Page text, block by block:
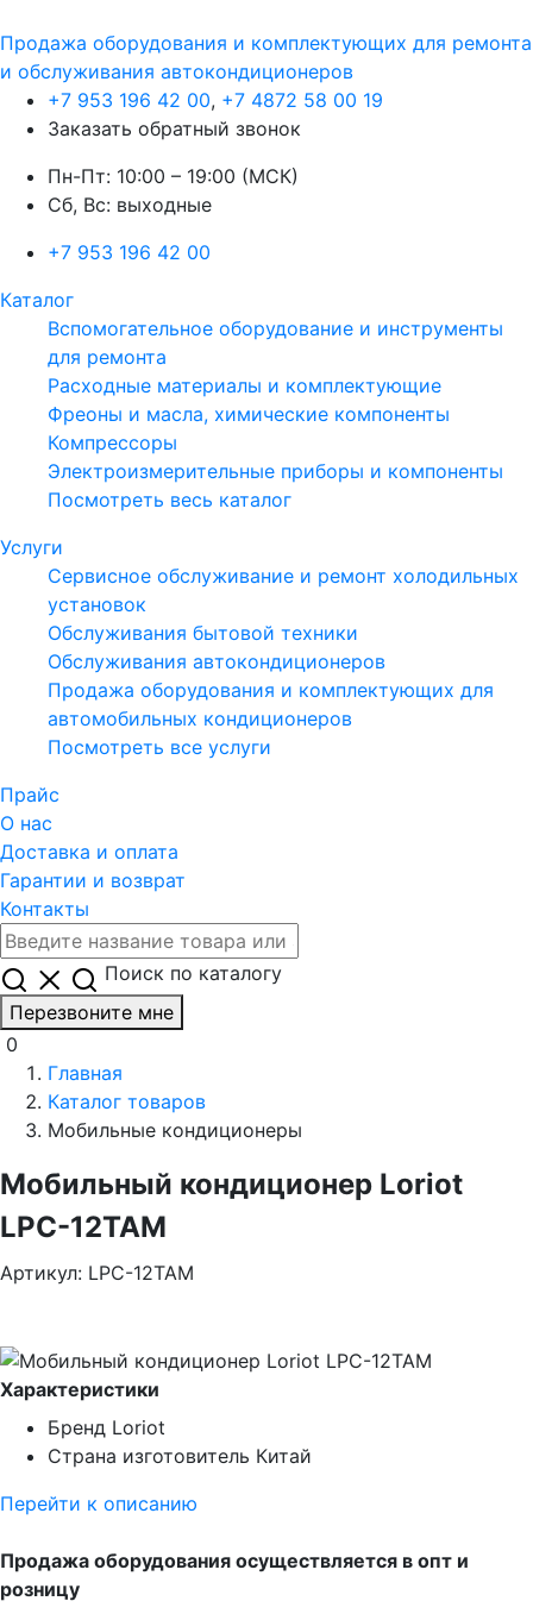
Продажа оборудования и комплектующих для ремонта
и обслуживания автокондиционеров
+7 953 196 42 00, +7 4872 58 00 19
Заказать обратный звонок
Пн-Пт: 10:00 – 19:00 (МСК)
Сб, Вс: выходные
+7 953 196 42 00
Каталог
Вспомогательное оборудование и инструменты
для ремонта
Расходные материалы и комплектующие
Фреоны и масла, химические компоненты
Компрессоры
Электроизмерительные приборы и компоненты
Посмотреть весь каталог
Услуги
Сервисное обслуживание и ремонт холодильных
установок
Обслуживания бытовой техники
Обслуживания автокондиционеров
Продажа оборудования и комплектующих для
автомобильных кондиционеров
Посмотреть все услуги
Прайс
О нас
Доставка и оплата
Гарантии и возврат
Контакты
Поиск по каталогу
Перезвоните мне
0
Главная
Каталог товаров
Мобильные кондиционеры
Мобильный кондиционер Loriot
LPC-12TAM
Артикул: LPC-12TAM
Характеристики
Бренд Loriot
Страна изготовитель Китай
Перейти к описанию
Продажа оборудования осуществляется в опт и
розницу